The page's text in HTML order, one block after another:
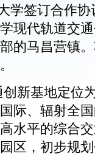
学签订合作
现代轨道交
的马昌营镇
新基地定位
际、辐射全
水平的综合
区，初步规